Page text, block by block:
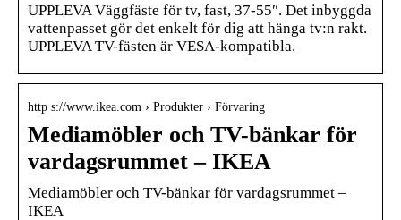
UPPLEVA Väggfäste för tv, fast, 37-55″. Det inbyggda
vattenpasset gör det enkelt för dig att hänga tv:n rakt.
UPPLEVA TV-fästen är VESA-kompatibla.
http s://www.ikea.com › Produkter › Förvaring
Mediamöbler och TV-bänkar för
vardagsrummet – IKEA
Mediamöbler och TV-bänkar för vardagsrummet –
IKEA